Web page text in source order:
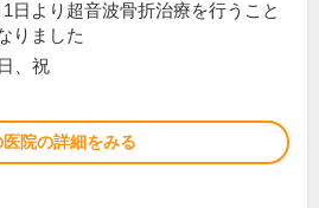
日より超音波骨折治療を行うこと
りました
、祝
医院の詳細をみる